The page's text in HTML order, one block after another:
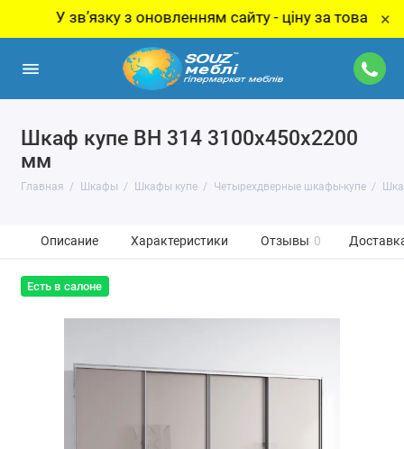
звʼязку з оновленням сайту - ціну за товар ×
Шкаф купе ВН 314 3100х450х2200
мм
Главная Шкафы Шкафы купе Четырехдверные шкафы-купе
Описание Характеристики Отзывы 0
Есть в салоне